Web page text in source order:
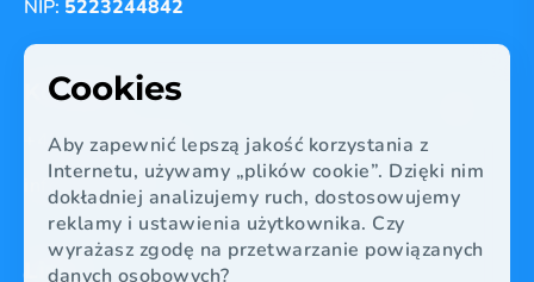
NIP: 5223244842
Kontakt
+48 664 494 636
info@volita.pl
Linki
Cookies
Aby zapewnić lepszą jakość korzystania z
Internetu, używamy „plików cookie”. Dzięki nim
dokładniej analizujemy ruch, dostosowujemy
reklamy i ustawienia użytkownika. Czy
wyrażasz zgodę na przetwarzanie powiązanych
danych osobowych?